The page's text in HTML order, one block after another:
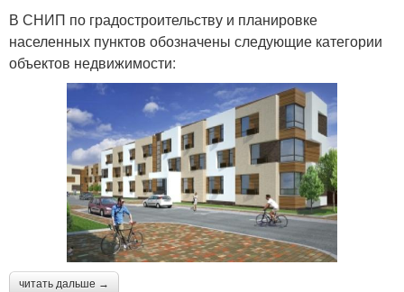
В СНИП по градостроительству и планировке
населенных пунктов обозначены следующие категории
объектов недвижимости:
читать дальше →